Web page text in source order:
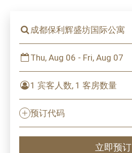
成都保利辉盛坊国际公寓
Thu, Aug 06 - Fri, Aug 07
1 宾客人数, 1 客房数量
预订代码
立即预订